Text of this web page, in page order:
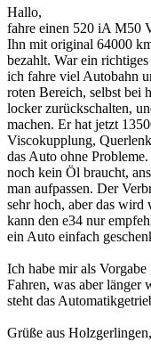
Hallo,
fahre einen 520 iA M50
Ihn mit original 64000
bezahlt. War ein
ich fahre viel Autobahn
roten Bereich, selbst bei
locker zurückschalten,
machen. Er hat jetzt
Viscokupplung,
das Auto ohne
noch kein Öl braucht,
man aufpassen. Der
sehr hoch, aber das wird
kann den e34 nur
ein Auto einfach
Ich habe mir als Vorgabe
Fahren, was aber
steht das
Grüße aus